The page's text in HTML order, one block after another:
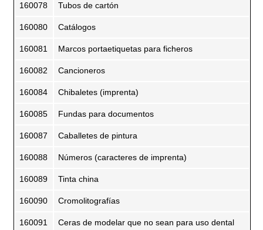
160078 Tubos de cartón
160080 Catálogos
160081 Marcos portaetiquetas para ficheros
160082 Cancioneros
160084 Chibaletes (imprenta)
160085 Fundas para documentos
160087 Caballetes de pintura
160088 Números (caracteres de imprenta)
160089 Tinta china
160090 Cromolitografías
160091 Ceras de modelar que no sean para uso dental